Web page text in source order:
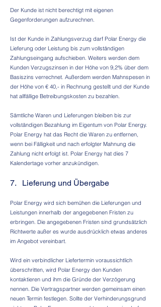
Der Kunde ist nicht berechtigt mit eigenen
Gegenforderungen aufzurechnen.
Ist der Kunde in Zahlungsverzug darf Polar Energy die
Lieferung oder Leistung bis zum vollständigen
Zahlungseingang aufschieben. Weiters werden dem
Kunden Verzugszinsen in der Höhe von 9,2% über dem
Basiszins verrechnet. Außerdem werden Mahnspesen in
der Höhe von € 40,- in Rechnung gestellt und der Kunde
hat allfällige Betreibungskosten zu bezahlen.
Sämtliche Waren und Lieferungen bleiben bis zur
vollständigen Bezahlung im Eigentum von Polar Energy.
Polar Energy hat das Recht die Waren zu entfernen,
wenn bei Fälligkeit und nach erfolgter Mahnung die
Zahlung nicht erfolgt ist. Polar Energy hat dies 7
Kalendertage vorher anzukündigen.
7. Lieferung und Übergabe
Polar Energy wird sich bemühen die Lieferungen und
Leistungen innerhalb der angegebenen Fristen zu
erbringen. Die angegebenen Fristen sind grundsätzlich
Richtwerte außer es wurde ausdrücklich etwas anderes
im Angebot vereinbart.
Wird ein verbindlicher Liefertermin voraussichtlich
überschritten, wird Polar Energy den Kunden
kontaktieren und ihm die Gründe der Verzögerung
nennen. Die Vertragspartner werden gemeinsam einen
neuen Termin festlegen. Sollte der Verhinderungsgrund